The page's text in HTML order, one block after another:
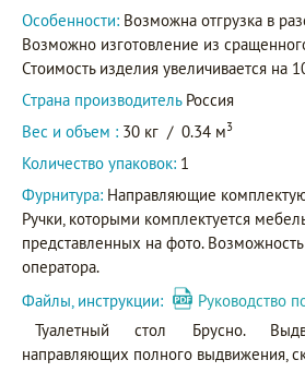
Особенности: Возможна отгрузка в
Возможно изготовление из
Стоимость изделия увеличивается на
Страна производитель Россия
Вес и объем : 30 кг / 0.34 м3
Количество упаковок: 1
Фурнитура: Направляющие
Ручки, которыми комплектуется
представленных на фото.
оператора.
Файлы, инструкции:
Руководство
Туалетный стол Брусно.
направляющих полного выдвижения,